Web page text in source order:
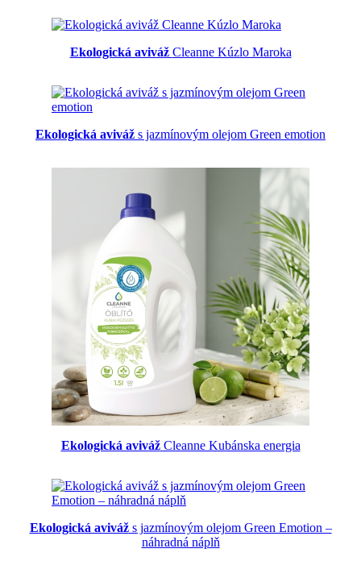
Ekologická aviváž Cleanne Kúzlo Maroka
Ekologická aviváž s jazmínovým olejom Green emotion
Ekologická avivážCleanne Kubánska energia
Ekologická avivážs jazmínovým olejom Green Emotion –
náhradná náplň